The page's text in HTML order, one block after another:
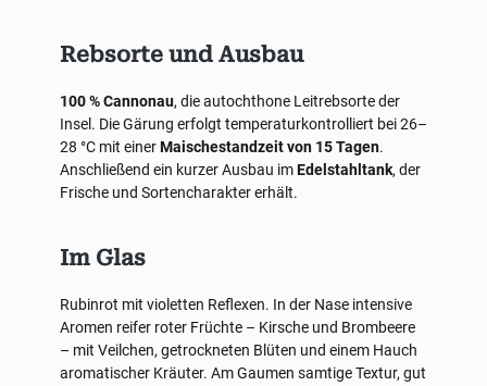
Rebsorte und Ausbau
100 % Cannonau, die autochthone Leitrebsorte der
Insel. Die Gärung erfolgt temperaturkontrolliert bei 26–
28 °C mit einerMaischestandzeit von 15 Tagen.
Anschließend ein kurzer Ausbau imEdelstahltank, der
Frische und Sortencharakter erhält.
Im Glas
Rubinrot mit violetten Reflexen. In der Nase intensive
Aromen reifer roter Früchte – Kirsche und Brombeere
– mit Veilchen, getrockneten Blüten und einem Hauch
aromatischer Kräuter. Am Gaumen samtige Textur, gut